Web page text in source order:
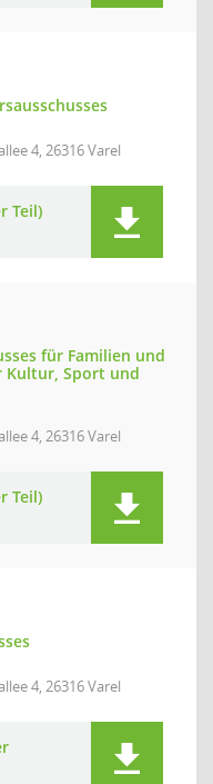
4, 26316 Varel
Teil)
für Familien und
Kultur, Sport und
4, 26316 Varel
Teil)
4, 26316 Varel